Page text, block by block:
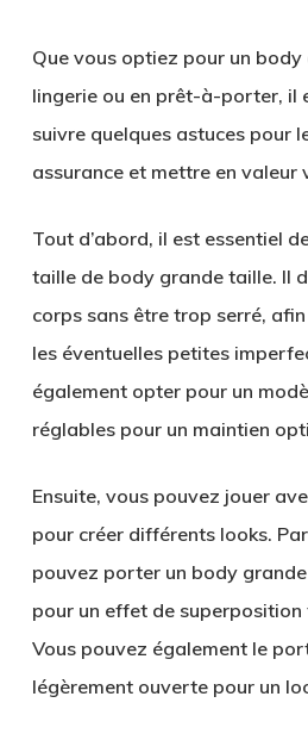
Que vous optiez pour un
lingerie ou en prêt-à-porter, il
suivre quelques astuces pour
assurance et mettre en valeur
Tout d’abord, il est essentiel
taille de body grande taille. Il
corps sans être trop serré,
les éventuelles petites
également opter pour un
réglables pour un maintien
Ensuite, vous pouvez jouer
pour créer différents looks.
pouvez porter un body
pour un effet de
Vous pouvez également le
légèrement ouverte pour un